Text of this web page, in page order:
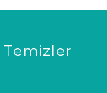
Temizler